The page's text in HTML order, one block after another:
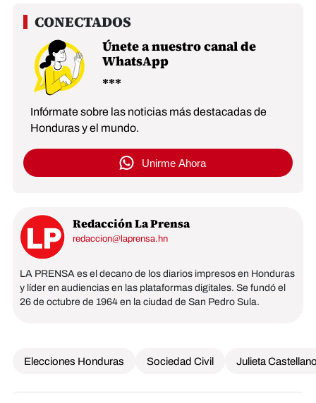
Únete a nuestro canal de
WhatsApp
Infórmate sobre las noticias más destacadas de
Honduras y el mundo.
Unirme Ahora
Redacción La Prensa
redaccion@laprensa.hn
LA PRENSA es el decano de los diarios impresos en Honduras
y líder en audiencias en las plataformas digitales. Se fundó el
26 de octubre de 1964 en la ciudad de San Pedro Sula.
Elecciones Honduras Sociedad Civil Julieta